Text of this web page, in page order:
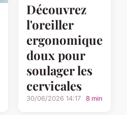
Découvrez
l'oreiller
ergonomique
doux pour
soulager les
cervicales
30/06/2026 14:17 8 min